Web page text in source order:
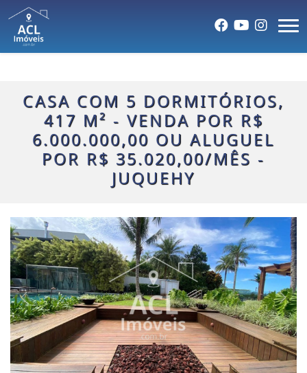
CASA COM 5 DORMITÓRIOS,
417 M² - VENDA POR R$
6.000.000,00 OU ALUGUEL
POR R$ 35.020,00/MÊS -
JUQUEHY